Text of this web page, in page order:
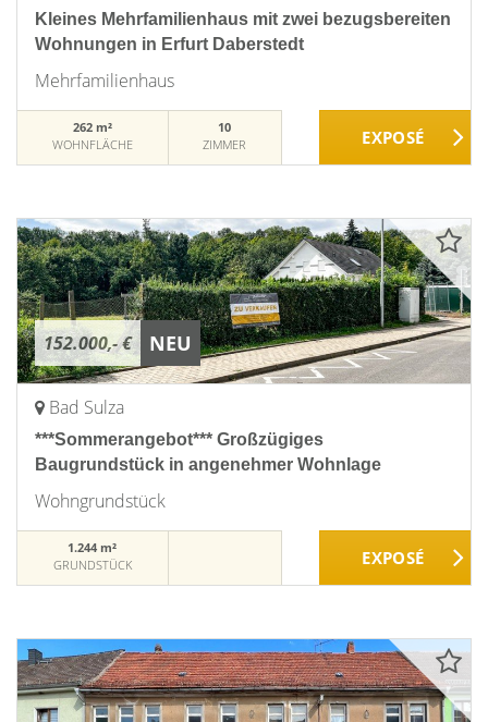
Kleines Mehrfamilienhaus mit zwei bezugsbereiten
Wohnungen in Erfurt Daberstedt
Mehrfamilienhaus
262 m²
WOHNFLÄCHE
10
ZIMMER
152.000,- € NEU
Bad Sulza
***Sommerangebot*** Großzügiges
Baugrundstück in angenehmer Wohnlage
Wohngrundstück
1.244 m²
GRUNDSTÜCK